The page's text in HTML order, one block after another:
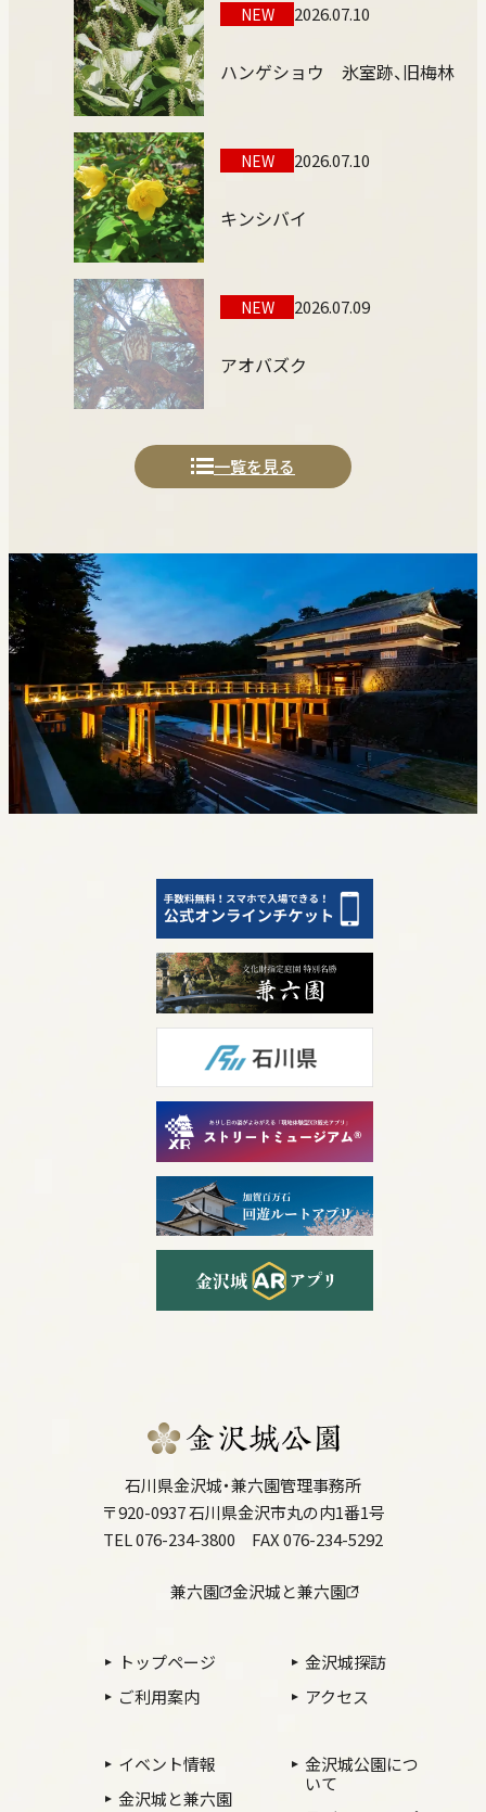
NEW 2026.07.10
ハンゲショウ 氷室跡、旧梅林
NEW 2026.07.10
キンシバイ
NEW 2026.07.09
アオバズク
一覧を見る
石川県金沢城・兼六園管理事務所
〒920-0937 石川県金沢市丸の内1番1号
TEL 076-234-3800 FAX 076-234-5292
兼六園 金沢城と兼六園
トップページ
ご利用案内
金沢城探訪
アクセス
イベント情報
金沢城と兼六園
金沢城公園につ
いて